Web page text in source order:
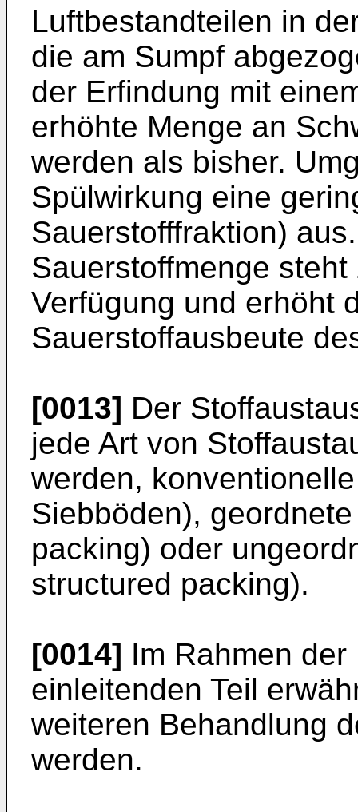
Luftbestandteilen in
die am Sumpf
der Erfindung mit
erhöhte Menge an
werden als bisher.
Spülwirkung eine
Sauerstofffraktion)
Sauerstoffmenge
Verfügung und erhöht
Sauerstoffausbeute
[0013] Der
jede Art von
werden,
Siebböden),
packing) oder
structured packing).
[0014] Im Rahmen
einleitenden Teil
weiteren Behandlung
werden.